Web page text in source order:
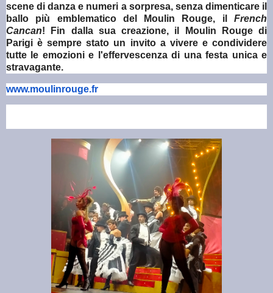
scene di danza e numeri a sorpresa, senza dimenticare il
ballo più emblematico del Moulin Rouge, il French
Cancan! Fin dalla sua creazione, il Moulin Rouge di
Parigi è sempre stato un invito a vivere e condividere
tutte le emozioni e l'effervescenza di una festa unica e
stravagante.
www.moulinrouge.fr